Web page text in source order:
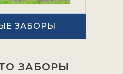
ЗАБОРЫ
ЗАБОРЫ